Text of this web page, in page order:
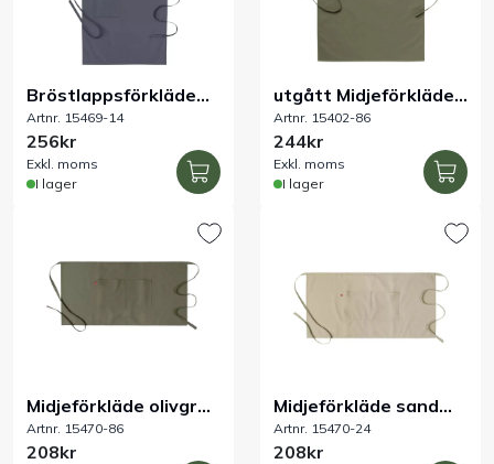
Bröstlappsförkläde
grå 70x100 cm
Artnr. 15469-14
256kr
Exkl. moms
I lager
utgått Midjeförkläde
75x85 cm olivgrön
Artnr. 15402-86
244kr
Exkl. moms
I lager
Midjeförkläde olivgrön
100x50 cm
Artnr. 15470-86
208kr
Midjeförkläde sand
100x50 cm
Artnr. 15470-24
208kr